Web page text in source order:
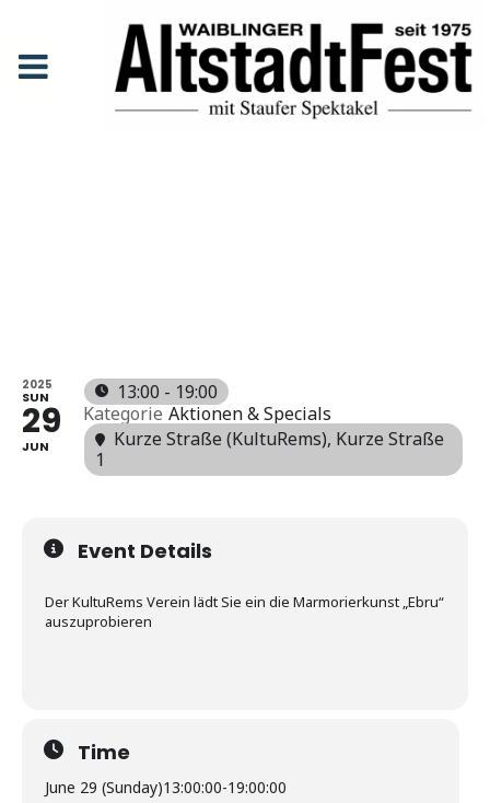
„Ebru“ – Marmorierkunst
Anfang Events "Ebru" - Marmorierkunst
2025
SUN
29
JUN
13:00 - 19:00
Kategorie Aktionen & Specials
Kurze Straße (KultuRems), Kurze Straße
1
Event Details
Der KultuRems Verein lädt Sie ein die Marmorierkunst „Ebru“
auszuprobieren
Time
June 29 (Sunday)13:00:00-19:00:00